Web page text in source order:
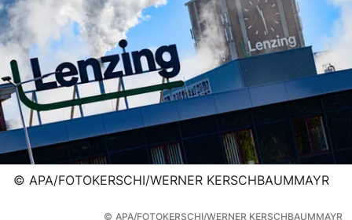
© APA/FOTOKERSCHI/WERNER KERSCHBAUMMAYR
© APA/FOTOKERSCHI/WERNER KERSCHBAUMMAYR